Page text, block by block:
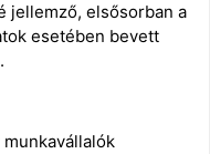
jellemző, elsősorban a
esetében bevett